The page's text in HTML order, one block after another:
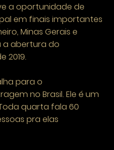
a oportunidade de
em finais importantes
Minas Gerais e
a abertura do
2019.
para o
no Brasil. Ele é um
quarta fala 60
pra elas